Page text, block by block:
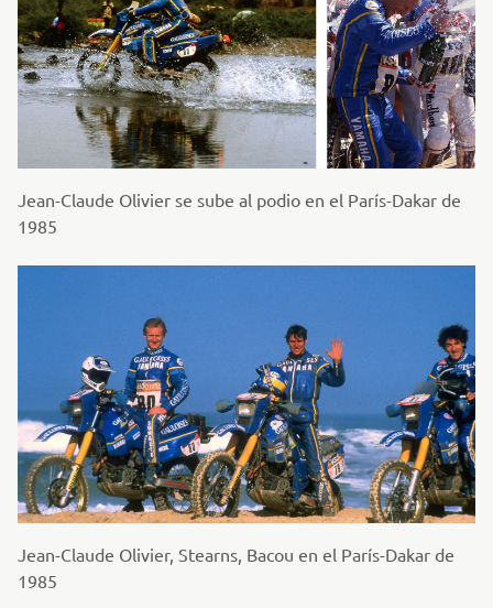
Jean-Claude Olivier se sube al podio en el París-Dakar de
1985
Jean-Claude Olivier, Stearns, Bacou en el París-Dakar de
1985